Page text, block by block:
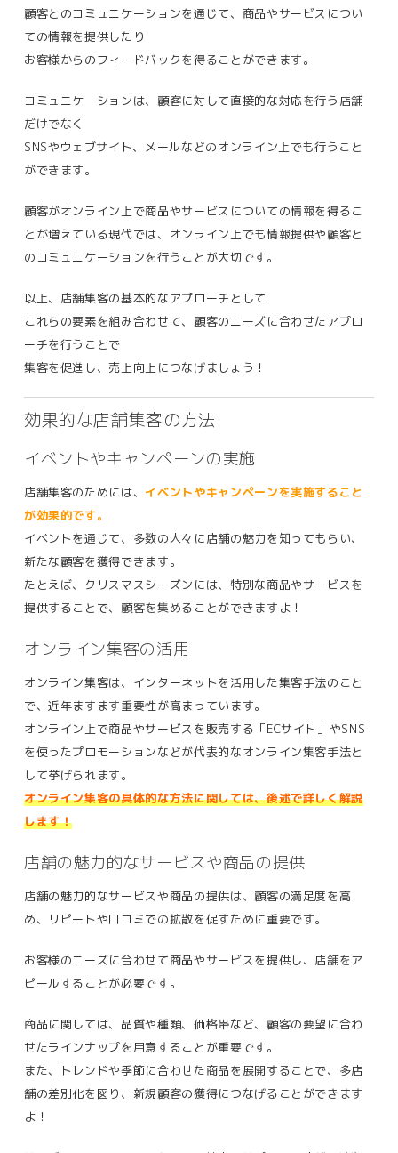
顧客とのコミュニケーションを通じて、商品やサービスについ
ての情報を提供したり
お客様からのフィードバックを得ることができます。
コミュニケーションは、顧客に対して直接的な対応を行う店舗
だけでなく
SNSやウェブサイト、メールなどのオンライン上でも行うこと
ができます。
顧客がオンライン上で商品やサービスについての情報を得るこ
とが増えている現代では、オンライン上でも情報提供や顧客と
のコミュニケーションを行うことが大切です。
以上、店舗集客の基本的なアプローチとして
これらの要素を組み合わせて、顧客のニーズに合わせたアプロ
ーチを行うことで
集客を促進し、売上向上につなげましょう！
効果的な店舗集客の方法
イベントやキャンペーンの実施
店舗集客のためには、 イベントやキャンペーンを実施すること
が効果的です。
イベントを通じて、多数の人々に店舗の魅力を知ってもらい、
新たな顧客を獲得できます。
たとえば、クリスマスシーズンには、特別な商品やサービスを
提供することで、顧客を集めることができますよ！
オンライン集客の活用
オンライン集客は、インターネットを活用した集客手法のこと
で、近年ますます重要性が高まっています。
オンライン上で商品やサービスを販売する「ECサイト」やSNS
を使ったプロモーションなどが代表的なオンライン集客手法と
して挙げられます。
オンライン集客の具体的な方法に関しては、後述で詳しく解説
します！
店舗の魅力的なサービスや商品の提供
店舗の魅力的なサービスや商品の提供は、顧客の満足度を高
め、リピートや口コミでの拡散を促すために重要です。
お客様のニーズに合わせて商品やサービスを提供し、店舗をア
ピールすることが必要です。
商品に関しては、品質や種類、価格帯など、顧客の要望に合わ
せたラインナップを用意することが重要です。
また、トレンドや季節に合わせた商品を展開することで、多店
舗の差別化を図り、新規顧客の獲得につなげることができます
よ！